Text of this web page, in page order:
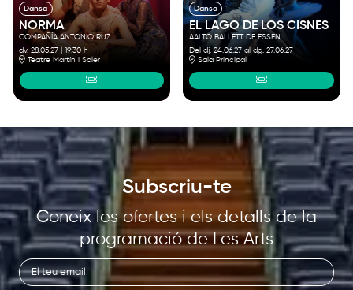
Dansa
NORMA
COMPAÑÍA ANTONIO RUZ
dv. 28.05.27 |19:30 h
Teatre Martín i Soler
Dansa
EL LAGO DE LOS CISNES
AALTO BALLETT DE ESSEN
Del dj. 24.06.27al dg. 27.06.27
Sala Principal
Subscriu-te
Coneix les ofertes i els detalls de la
programació de Les Arts